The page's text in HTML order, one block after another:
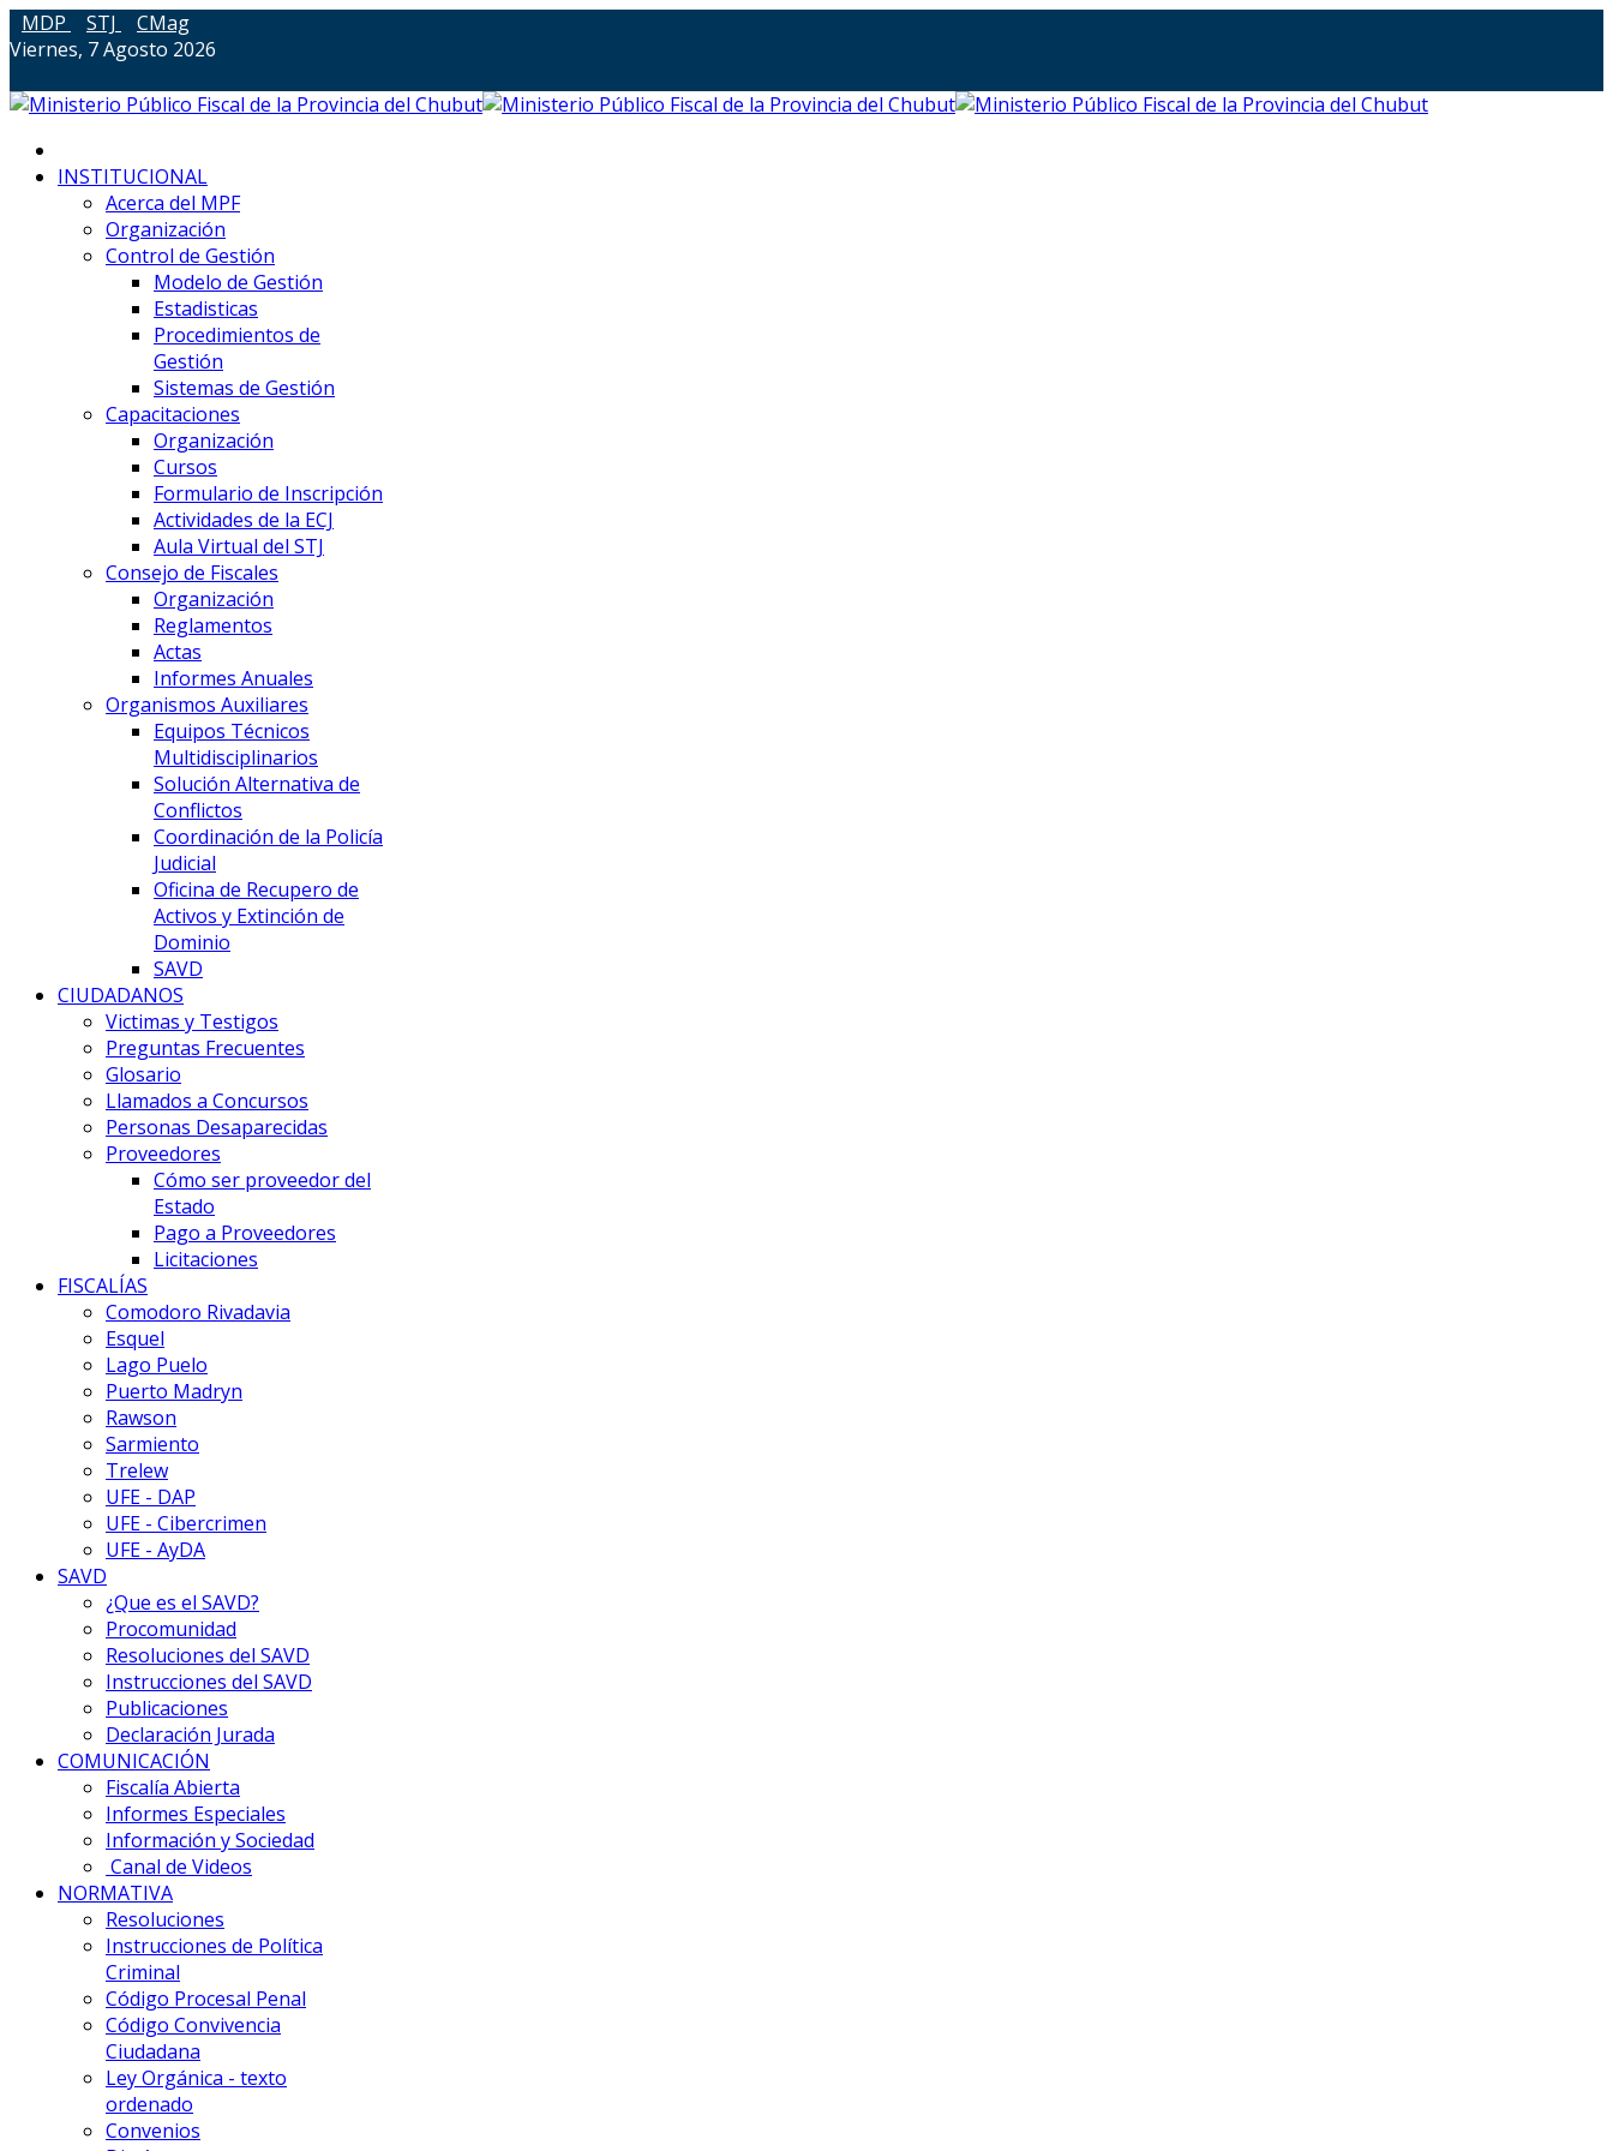
MDP STJ
CMag
Viernes, 7 Agosto 2026
INSTITUCIONAL
Acerca del MPF
Organización
Control de Gestión
Modelo de Gestión
Estadisticas
Procedimientos de
Gestión
Sistemas de Gestión
Capacitaciones
Organización
Cursos
Formulario de Inscripción
Actividades de la ECJ
Aula Virtual del STJ
Consejo de Fiscales
Organización
Reglamentos
Actas
Informes Anuales
Organismos Auxiliares
Equipos Técnicos
Multidisciplinarios
Solución Alternativa de
Conflictos
Coordinación de la Policía
Judicial
Oficina de Recupero de
Activos y Extinción de
Dominio
SAVD
CIUDADANOS
Victimas y Testigos
Preguntas Frecuentes
Glosario
Llamados a Concursos
Personas Desaparecidas
Proveedores
Cómo ser proveedor del
Estado
Pago a Proveedores
Licitaciones
FISCALÍAS
Comodoro Rivadavia
Esquel
Lago Puelo
Puerto Madryn
Rawson
Sarmiento
Trelew
UFE - DAP
UFE - Cibercrimen
UFE - AyDA
SAVD
¿Que es el SAVD?
Procomunidad
Resoluciones del SAVD
Instrucciones del SAVD
Publicaciones
Declaración Jurada
COMUNICACIÓN
Fiscalía Abierta
Informes Especiales
Información y Sociedad
Canal de Videos
NORMATIVA
Resoluciones
Instrucciones de Política
Criminal
Código Procesal Penal
Código Convivencia
Ciudadana
Ley Orgánica - texto
ordenado
Convenios